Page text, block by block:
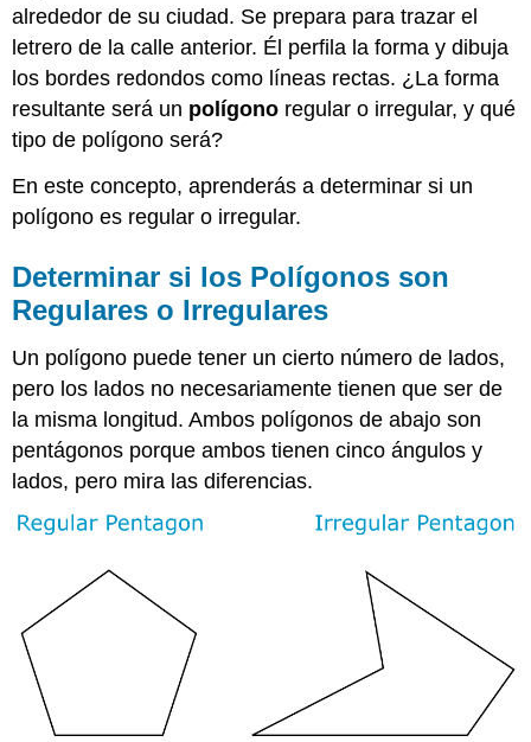
alrededor de su ciudad. Se prepara para trazar el
letrero de la calle anterior. Él perfila la forma y dibuja
los bordes redondos como líneas rectas. ¿La forma
resultante será un polígono regular o irregular, y qué
tipo de polígono será?
En este concepto, aprenderás a determinar si un
polígono es regular o irregular.
Determinar si los Polígonos son
Regulares o Irregulares
Un polígono puede tener un cierto número de lados,
pero los lados no necesariamente tienen que ser de
la misma longitud. Ambos polígonos de abajo son
pentágonos porque ambos tienen cinco ángulos y
lados, pero mira las diferencias.